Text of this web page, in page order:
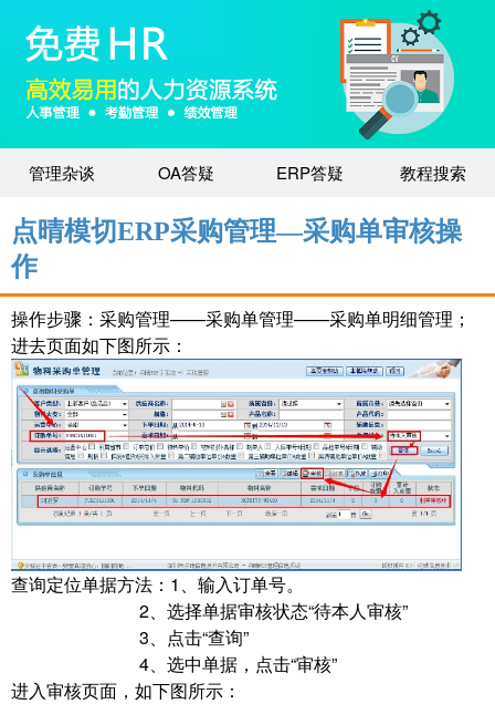
管理杂谈 OA答疑 ERP答疑 教程搜索
点晴模切ERP采购管理—采购单审核操
作
操作步骤：采购管理——采购单管理——采购单明细管理；
进去页面如下图所示：
查询定位单据方法：1、输入订单号。
2、选择单据审核状态“待本人审核”
3、点击“查询”
4、选中单据，点击“审核”
进入审核页面，如下图所示：